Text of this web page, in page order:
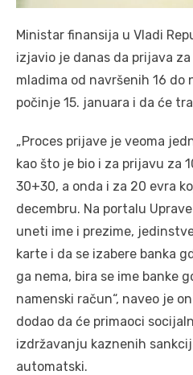
Ministar finansija u Vladi
izjavio je danas da prijava
mladima od navršenih 16 do
počinje 15. januara i da će
„Proces prijave je veoma
kao što je bio i za prijavu za
30+30, a onda i za 20 evra
decembru. Na portalu
uneti ime i prezime,
karte i da se izabere banka
ga nema, bira se ime banke
namenski račun“, naveo je
dodao da će primaoci
izdržavanju kaznenih
automatski.